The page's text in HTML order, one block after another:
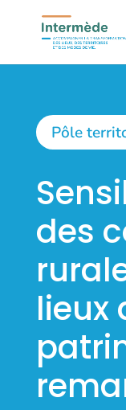
Pôle
des
lieux